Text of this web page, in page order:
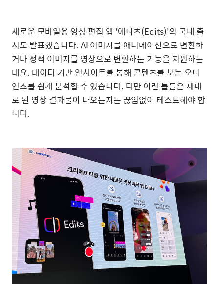
새로운 모바일용 영상 편집 앱 '에디츠(Edits)'의 국내 출
시도 발표했습니다. AI 이미지를 애니메이션으로 변환하
거나 정적 이미지를 영상으로 변환하는 기능을 지원하는
데요. 데이터 기반 인사이트를 통해 콘텐츠를 보는 오디
언스를 쉽게 분석할 수 있습니다. 다만 이런 툴들은 제대
로 된 영상 결과물이 나오는지는 끊임없이 테스트해야 합
니다.